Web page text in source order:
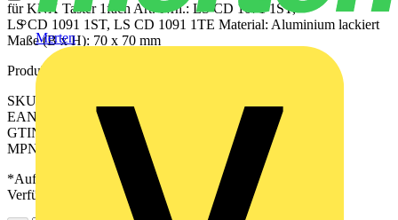
Merten
für KNX Taster 1fach Art.-Nrn.: LS CD 1071 1ST,
LS CD 1091 1ST, LS CD 1091 1TE Material: Aluminium lackiert
Maße (B x H): 70 x 70 mm
Produktkennzeichen
SKU: AL101PD
EAN: 4011377181625
GTIN: 4011377181625
MPN: AL 101 P D
*Auf Anfrage verfügbar - bitte in den Warenkorb legen, um
Verfügbarkeit zu prüfen